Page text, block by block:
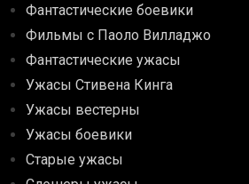
Фантастические боевики
Фильмы с Паоло Вилладжо
Фантастические ужасы
Ужасы Стивена Кинга
Ужасы вестерны
Ужасы боевики
Старые ужасы